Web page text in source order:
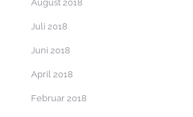
August 2018
Juli 2018
Juni 2018
April 2018
Februar 2018